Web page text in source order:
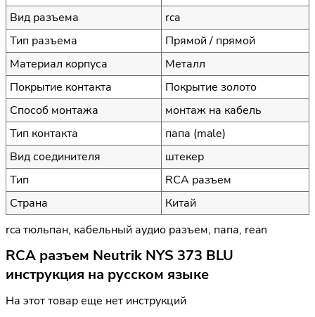
Вид разъема
rca
Тип разъема
Прямой / прямой
Материал корпуса
Металл
Покрытие контакта
Покрытие золото
Способ монтажа
монтаж на кабель
Тип контакта
папа (male)
Вид соединителя
штекер
Тип
RCA разъем
Страна
Китай
rca тюльпан, кабельный аудио разъем, папа, rean
RCA разъем Neutrik NYS 373 BLU
инструкция на русском языке
На этот товар еще нет инструкций